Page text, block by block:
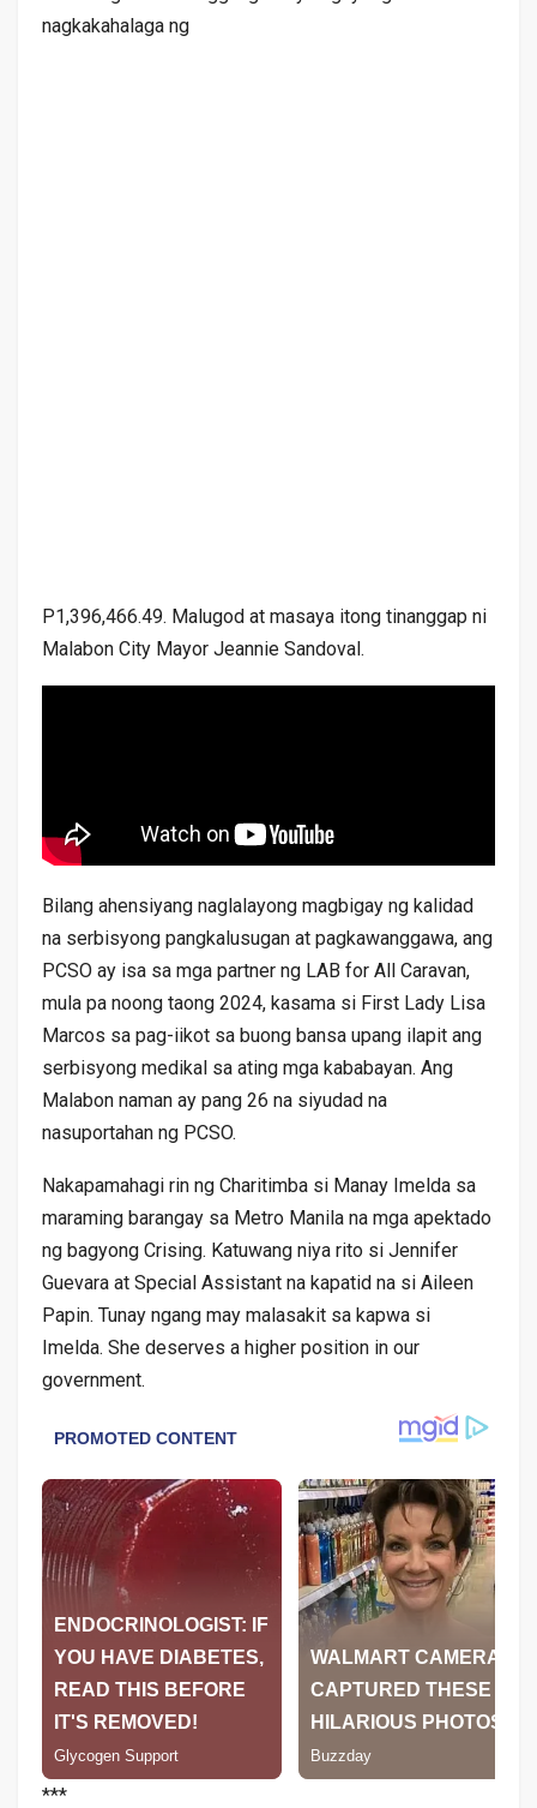
nagkakahalaga ng
P1,396,466.49. Malugod at masaya itong tinanggap ni
Malabon City Mayor Jeannie Sandoval.
Bilang ahensiyang naglalayong magbigay ng kalidad
na serbisyong pangkalusugan at pagkawanggawa, ang
PCSO ay isa sa mga partner ng LAB for All Caravan,
mula pa noong taong 2024, kasama si First Lady Lisa
Marcos sa pag-iikot sa buong bansa upang ilapit ang
serbisyong medikal sa ating mga kababayan. Ang
Malabon naman ay pang 26 na siyudad na
nasuportahan ng PCSO.
Nakapamahagi rin ng Charitimba si Manay Imelda sa
maraming barangay sa Metro Manila na mga apektado
ng bagyong Crising. Katuwang niya rito si Jennifer
Guevara at Special Assistant na kapatid na si Aileen
Papin. Tunay ngang may malasakit sa kapwa si
Imelda. She deserves a higher position in our
government.
***